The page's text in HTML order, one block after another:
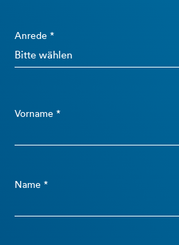
Anrede *
Vorname *
Name *